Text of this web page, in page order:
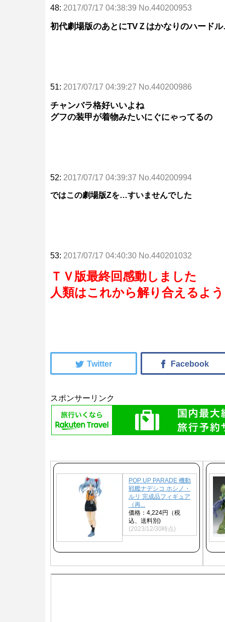
48: 2017/07/17 04:38:39 No.440200953
初代劇場版のあとにTVＺはかなりのハード
51: 2017/07/17 04:39:27 No.440200986
チャンバラ格好いいよね
グフの装甲が着物みたいにぐにゃってるの
52: 2017/07/17 04:39:37 No.440200994
ではこの劇場版Zを…すいませんでした
53: 2017/07/17 04:40:30 No.440201032
ＴＶ版最終回感動しました
人類はこれから解り合えるよ
スポンサーリンク
POP UP PARADE 機動
戦艦ナデシコ ホシノ・
ルリ 完成品フィギュア
（再...
価格：4,224円（税
込、送料別)
(2023/12/30時点)